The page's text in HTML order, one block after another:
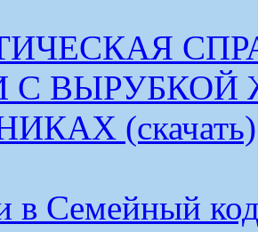
С
(скачать)
в Семейный